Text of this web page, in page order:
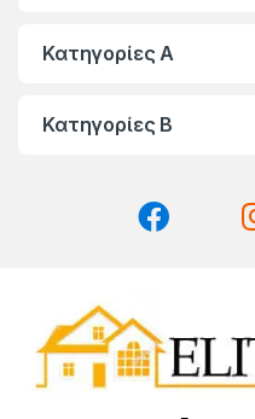
Κατηγορίες A
Κατηγορίες Β